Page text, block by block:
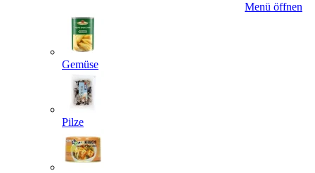
Menü öffnen
Gemüse
Pilze